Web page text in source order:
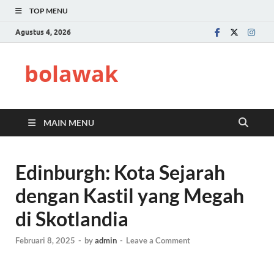
TOP MENU
Agustus 4, 2026
bolawak
MAIN MENU
Edinburgh: Kota Sejarah
dengan Kastil yang Megah
di Skotlandia
Februari 8, 2025 - byadmin - Leave a Comment